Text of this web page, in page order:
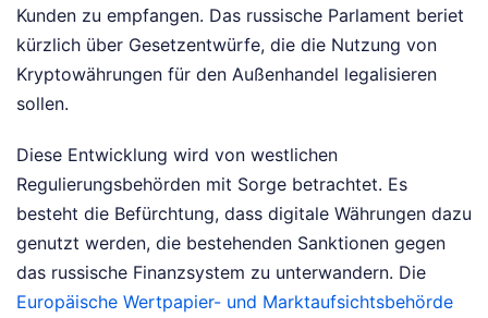
Kunden zu empfangen. Das russische Parlament beriet
kürzlich über Gesetzentwürfe, die die Nutzung von
Kryptowährungen für den Außenhandel legalisieren
sollen.
Diese Entwicklung wird von westlichen
Regulierungsbehörden mit Sorge betrachtet. Es
besteht die Befürchtung, dass digitale Währungen dazu
genutzt werden, die bestehenden Sanktionen gegen
das russische Finanzsystem zu unterwandern. Die
Europäische Wertpapier- und Marktaufsichtsbehörde